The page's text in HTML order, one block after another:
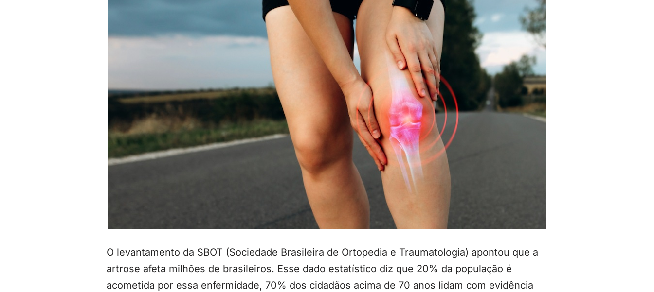
O levantamento da SBOT (Sociedade Brasileira de Ortopedia e Traumatologia) apontou que a
artrose afeta milhões de brasileiros. Esse dado estatístico diz que 20% da população é
acometida por essa enfermidade, 70% dos cidadãos acima de 70 anos lidam com evidência